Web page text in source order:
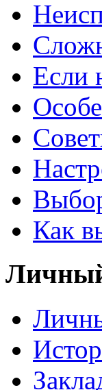
Если
Как